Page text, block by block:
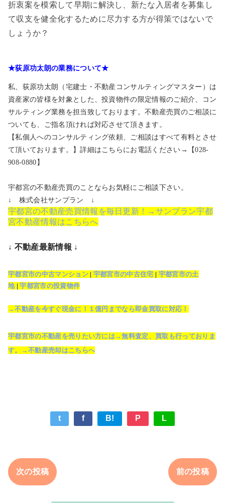
折衷案を模索して早期に解決し、新たな入居者を募集し
て収支を健全化するために尽力する方が得策ではないで
しょうか？
★荻原功太朗の業務について★
私、荻原功太朗（宅建士・不動産コンサルティングマスター）は
資産家の皆様を対象とした、投資物件の限定情報のご紹介、コン
サルティング業務を担当致しております。不動産売買のご相談に
ついても、ご指名頂ければ対応させて頂きます。
【私個人へのコンサルティング依頼、ご相談はすべて有料とさせ
て頂いております。】詳細はこちらにお電話ください→【028-
908-0880】
宇都宮の不動産売買のことならお気軽にご相談下さい。
↓ 株式会社サンプラン ↓
宇都宮の不動産売買情報を毎日更新！→サンプラン宇都
宮不動産情報はこちらへ
↓ 不動産最新情報 ↓
宇都宮市の中古マンション| 宇都宮市の中古住宅 | 宇都宮市の土
地|宇都宮市の投資物件
→不動産を今すぐ現金に！１億円までなら即金買取に対応！
宇都宮市の不動産を売りたい方には→無料査定、買取も行っておりま
す。→不動産売却はこちらへ
t f B! P L
次の投稿 前の投稿